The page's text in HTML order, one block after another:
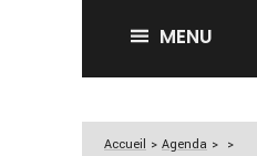
MENU
Accueil > Agenda > >